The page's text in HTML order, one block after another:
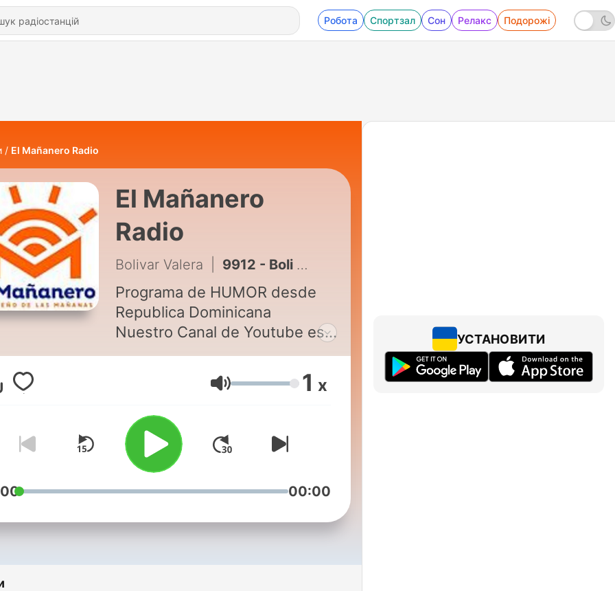
Робота Спортзал Сон Релакс Подорожі
El Mañanero Radio
El Mañanero
Radio
Bolivar Valera 9912 - Boli REVELA lo que pasará en el Festival Presidente - Jenny Blanco vs. Max de Aventura
Programa de HUMOR desde
Republica Dominicana
Nuestro Canal de Youtube es
www.youtube.com/mananerotv
Conviértete en un supporter
de este podcast:
https://www.spreaker.com/podcast/el-
mananero-radio-
-3086101/support
Гучність 1 x
00:00
УСТАНОВИТИ